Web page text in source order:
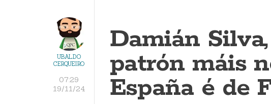
UBALDO
CERQUEIRO
07:29
19/11/24
Damián Silva,
patrón máis
España é de